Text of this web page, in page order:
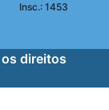
Insc.: 1453
direitos